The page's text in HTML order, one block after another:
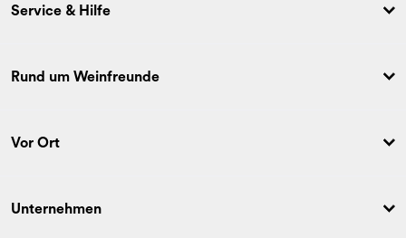
Service & Hilfe
Rund um Weinfreunde
Vor Ort
Unternehmen